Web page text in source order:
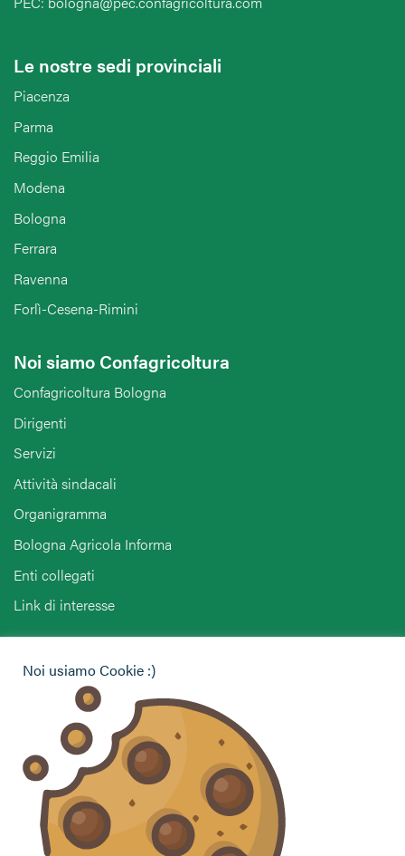
Le nostre sedi provinciali
Piacenza
Parma
Reggio Emilia
Modena
Bologna
Ferrara
Ravenna
Forlì-Cesena-Rimini
Noi siamo Confagricoltura
Confagricoltura Bologna
Dirigenti
Servizi
Attività sindacali
Organigramma
Bologna Agricola Informa
Enti collegati
Link di interesse
Vuoi contattarci per ricevere assistenza, lasciare un
commento o chiedere informazioni?
CONTATTACI
Seguici sui social
Noi usiamo Cookie :)